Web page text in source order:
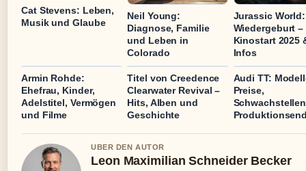
Cat Stevens: Leben,
Musik und Glaube
Neil Young:
Diagnose, Familie
und Leben in
Colorado
Jurassic
Wiedergeburt –
Kinostart 2025
Infos
Armin Rohde:
Ehefrau, Kinder,
Adelstitel, Vermögen
und Filme
Titel von Creedence
Clearwater Revival –
Hits, Alben und
Geschichte
Audi TT:
Preise,
UBER DEN AUTOR
Leon Maximilian Schneider Becker